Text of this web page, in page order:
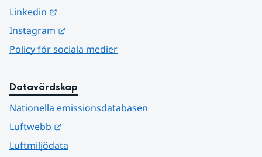
Linkedin
Instagram
Policy för sociala medier
Datavärdskap
Nationella emissionsdatabasen
Luftwebb
Luftmiljödata